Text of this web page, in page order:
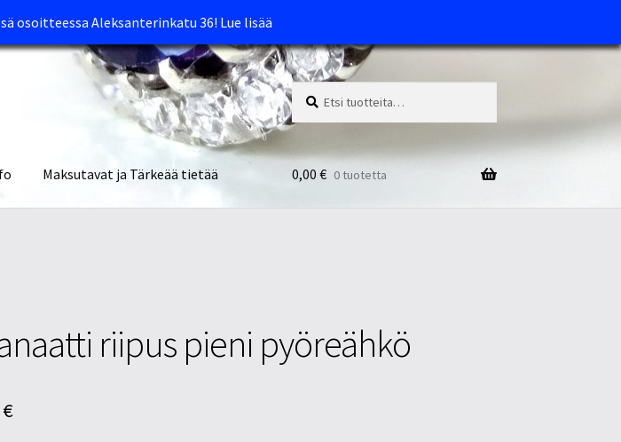
osoitteessa Aleksanterinkatu 36! Lue lisää
Etsi:
Haku
Maksutavat ja Tärkeää tietää 0,00 € 0 tuotetta
riipus pieni pyöreähkö
€